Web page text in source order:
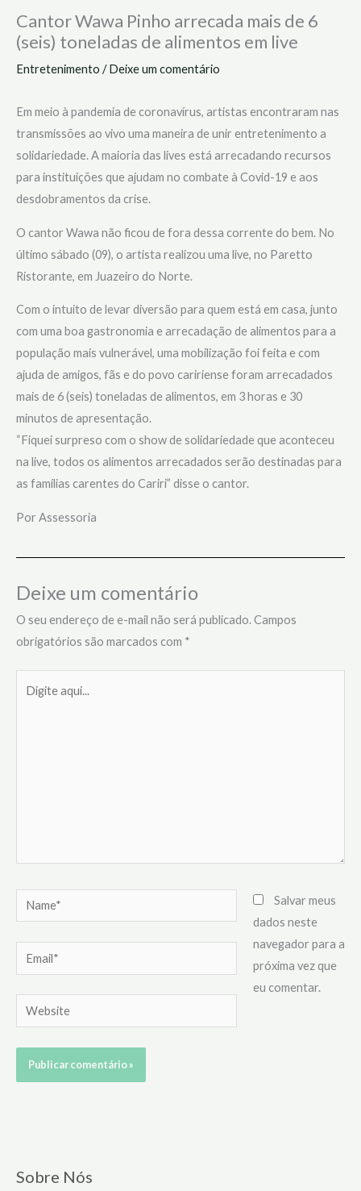
Cantor Wawa Pinho arrecada mais de 6
(seis) toneladas de alimentos em live
Entretenimento /Deixe um comentário
Em meio à pandemia de coronavírus, artistas encontraram nas
transmissões ao vivo uma maneira de unir entretenimento a
solidariedade. A maioria das lives está arrecadando recursos
para instituições que ajudam no combate à Covid-19 e aos
desdobramentos da crise.
O cantor Wawa não ficou de fora dessa corrente do bem. No
último sábado (09), o artista realizou uma live, no Paretto
Ristorante, em Juazeiro do Norte.
Com o intuito de levar diversão para quem está em casa, junto
com uma boa gastronomia e arrecadação de alimentos para a
população mais vulnerável, uma mobilização foi feita e com
ajuda de amigos, fãs e do povo caririense foram arrecadados
mais de 6 (seis) toneladas de alimentos, em 3 horas e 30
minutos de apresentação.
“Fiquei surpreso com o show de solidariedade que aconteceu
na live, todos os alimentos arrecadados serão destinadas para
as famílias carentes do Cariri” disse o cantor.
Por Assessoria
Deixe um comentário
O seu endereço de e-mail não será publicado.Campos
obrigatórios são marcados com *
aqui...
Name*
Email*
Website
Salvar meus
dados neste
navegador para a
próxima vez que
eu comentar.
Sobre Nós